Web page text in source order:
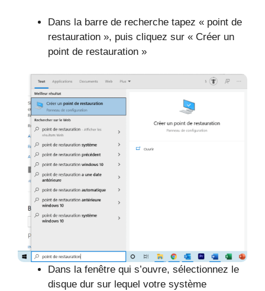
Dans la barre de recherche tapez « point de
restauration », puis cliquez sur « Créer un
point de restauration »
Dans la fenêtre qui s’ouvre, sélectionnez le
disque dur sur lequel votre système